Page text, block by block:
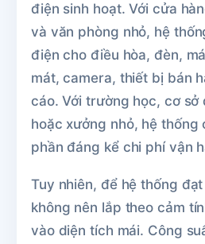
điện sinh hoạt. Với cửa
và văn phòng nhỏ, hệ
điện cho điều hòa, đèn,
mát, camera, thiết bị bán
cáo. Với trường học, cơ sở
hoặc xưởng nhỏ, hệ thống
phần đáng kể chi phí vận
Tuy nhiên, để hệ thống
không nên lắp theo cảm
vào diện tích mái. Công